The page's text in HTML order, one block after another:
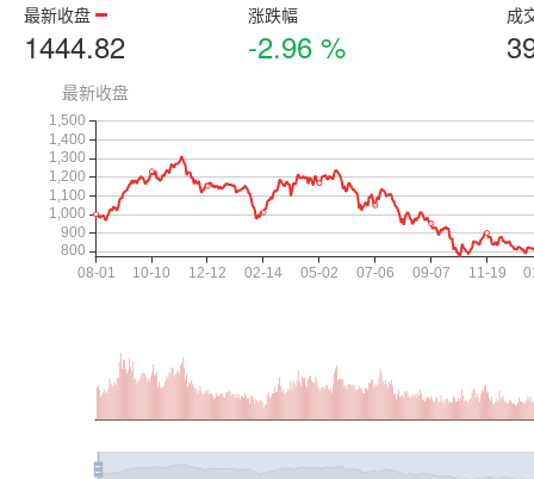
最新收盘
1444.82
涨跌幅
-2.96 %
成